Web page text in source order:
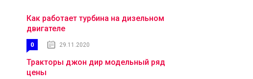
Как работает турбина на дизельном
двигателе
0 29.11.2020
Тракторы джон дир модельный ряд
цены